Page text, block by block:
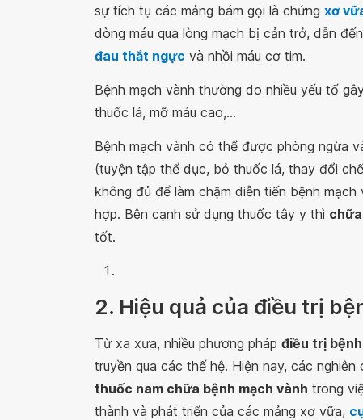
sự tích tụ các mảng bám gọi là chứng xơ
dòng máu qua lòng mạch bị cản trở, dẫn
đau thắt ngực và nhồi máu cơ tim.
Bệnh mạch vành thường do nhiều yếu tố
thuốc lá, mỡ máu cao,...
Bệnh mạch vành có thể được phòng ngừa
(tuyện tập thể dục, bỏ thuốc lá, thay đổi
không đủ để làm chậm diễn tiến bệnh
hợp. Bên cạnh sử dụng thuốc tây y thì
tốt.
2. Hiệu quả của điều trị
Từ xa xưa, nhiều phương pháp điều trị
truyền qua các thế hệ. Hiện nay, các
thuốc nam chữa bệnh mạch vành trong
thành và phát triển của các mảng xơ vữa,